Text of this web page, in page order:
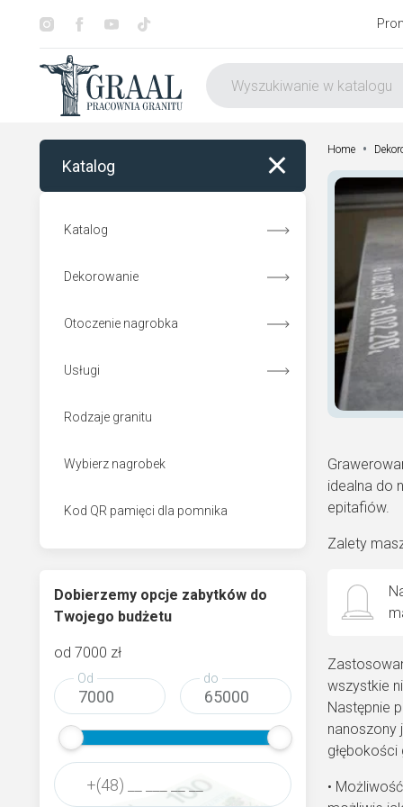
Katalog
Katalog
Dekorowanie
Otoczenie nagrobka
Usługi
Rodzaje granitu
Wybierz nagrobek
Kod QR pamięci dla pomnika
Dobierzemy opcje zabytków do
Twojego budżetu
od 7000 zł
Od do
Home •
idealna do
epitafiów.
Zalety
wszystkie
Następnie
nanoszony
•